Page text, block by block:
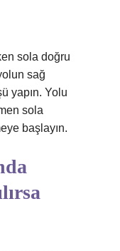
sola doğru
sağ
yapın. Yolu
sola
başlayın.